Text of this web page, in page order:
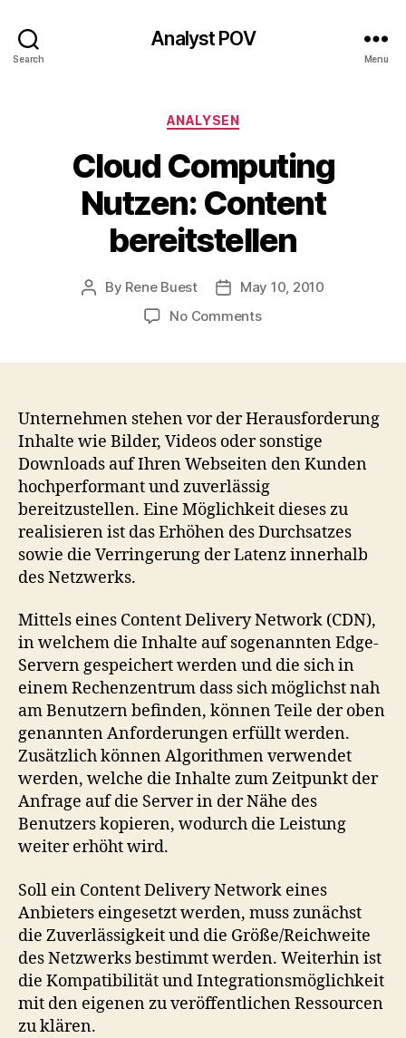
Search
Analyst POV
Menu
Categories
ANALYSEN
Cloud Computing
Nutzen: Content
bereitstellen
Post
By Rene Buest
PostMay 10, 2010
No Commentson
bereitstellen
Unternehmen stehen vor der Herausforderung
Inhalte wie Bilder, Videos oder sonstige
Downloads auf Ihren Webseiten den Kunden
hochperformant und zuverlässig
bereitzustellen. Eine Möglichkeit dieses zu
realisieren ist das Erhöhen des Durchsatzes
sowie die Verringerung der Latenz innerhalb
des Netzwerks.
Mittels eines Content Delivery Network (CDN),
in welchem die Inhalte auf sogenannten Edge-
Servern gespeichert werden und die sich in
einem Rechenzentrum dass sich möglichst nah
am Benutzern befinden, können Teile der oben
genannten Anforderungen erfüllt werden.
Zusätzlich können Algorithmen verwendet
werden, welche die Inhalte zum Zeitpunkt der
Anfrage auf die Server in der Nähe des
Benutzers kopieren, wodurch die Leistung
weiter erhöht wird.
Soll ein Content Delivery Network eines
Anbieters eingesetzt werden, muss zunächst
die Zuverlässigkeit und die Größe/Reichweite
des Netzwerks bestimmt werden. Weiterhin ist
die Kompatibilität und Integrationsmöglichkeit
mit den eigenen zu veröffentlichen Ressourcen
zu klären.